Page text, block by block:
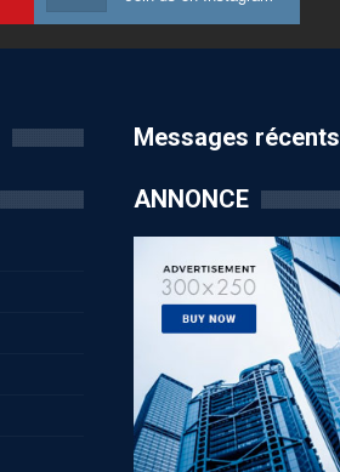
Messages récents
ANNONCE